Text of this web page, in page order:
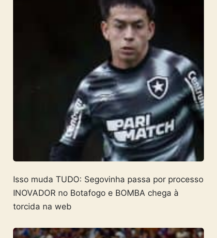
Isso muda TUDO: Segovinha passa por processo
INOVADOR no Botafogo e BOMBA chega à
torcida na web